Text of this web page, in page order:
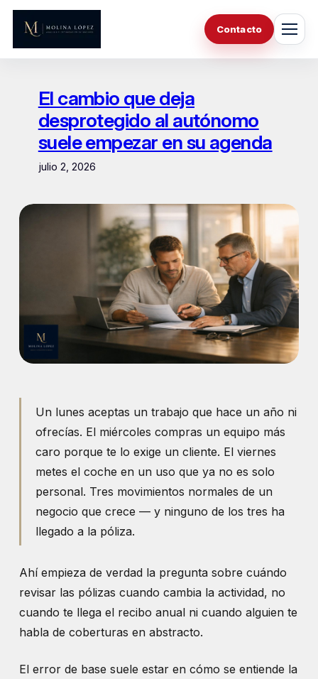
Saltar
contenido
Contacto
El cambio que deja
desprotegido al autónomo
suele empezar en su agenda
julio 2, 2026
Un lunes aceptas un trabajo que hace un año ni
ofrecías. El miércoles compras un equipo más
caro porque te lo exige un cliente. El viernes
metes el coche en un uso que ya no es solo
personal. Tres movimientos normales de un
negocio que crece — y ninguno de los tres ha
llegado a la póliza.
Ahí empieza de verdad la pregunta sobre cuándo
revisar las pólizas cuando cambia la actividad, no
cuando te llega el recibo anual ni cuando alguien te
habla de coberturas en abstracto.
El error de base suele estar en cómo se entiende la